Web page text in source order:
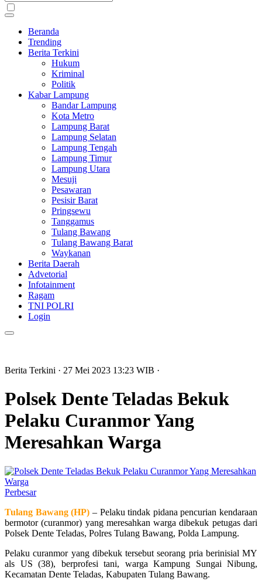
Beranda
Trending
Berita Terkini
Hukum
Kriminal
Politik
Kabar Lampung
Bandar Lampung
Kota Metro
Lampung Barat
Lampung Selatan
Lampung Tengah
Lampung Timur
Lampung Utara
Mesuji
Pesawaran
Pesisir Barat
Pringsewu
Tanggamus
Tulang Bawang
Tulang Bawang Barat
Waykanan
Berita Daerah
Advetorial
Infotainment
Ragam
TNI POLRI
Login
Berita Terkini · 27 Mei 2023 13:23 WIB ·
Polsek Dente Teladas Bekuk
Pelaku Curanmor Yang
Meresahkan Warga
Perbesar
Tulang Bawang (HP) – Pelaku tindak pidana pencurian kendaraan
bermotor (curanmor) yang meresahkan warga dibekuk petugas dari
Polsek Dente Teladas, Polres Tulang Bawang, Polda Lampung.
Pelaku curanmor yang dibekuk tersebut seorang pria berinisial MY
als US (38), berprofesi tani, warga Kampung Sungai Nibung,
Kecamatan Dente Teladas, Kabupaten Tulang Bawang.